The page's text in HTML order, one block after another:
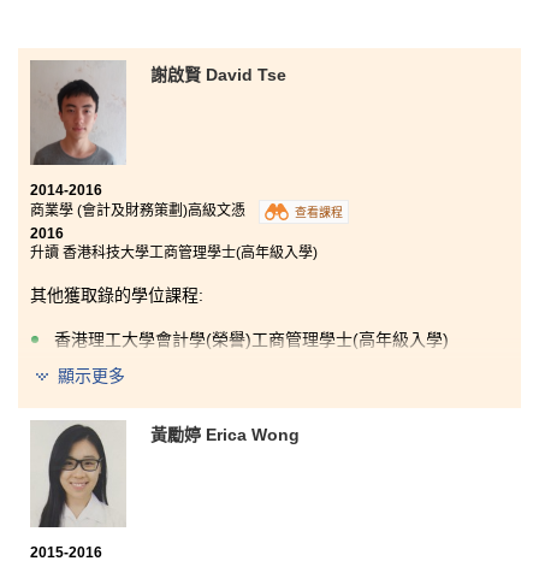
謝啟賢 David Tse
2014-2016
商業學 (會計及財務策劃)高級文憑
查看課程
2016
升讀 香港科技大學工商管理學士(高年級入學)
其他獲取錄的學位課程:
香港理工大學會計學(榮譽)工商管理學士(高年級入學)
「過去兩年的高级文憑課程設計，讓我學到了很多實用的商業知
識，這些知識為我將來的大學生活和學習，打下堅實的基礎。書
院的講師非常專業和有耐性，樂意回答同學們的問題，對升學有
很大的幫助。」
顯示更多
黃勵婷 Erica Wong
2015-2016